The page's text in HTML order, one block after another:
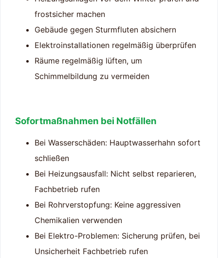
frostsicher machen
Gebäude gegen Sturmfluten absichern
Elektroinstallationen regelmäßig überprüfen
Räume regelmäßig lüften, um
Schimmelbildung zu vermeiden
Sofortmaßnahmen bei Notfällen
Bei Wasserschäden: Hauptwasserhahn sofort
schließen
Bei Heizungsausfall: Nicht selbst reparieren,
Fachbetrieb rufen
Bei Rohrverstopfung: Keine aggressiven
Chemikalien verwenden
Bei Elektro-Problemen: Sicherung prüfen, bei
Unsicherheit Fachbetrieb rufen